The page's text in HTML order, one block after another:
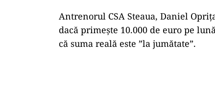
Antrenorul CSA Steaua, Daniel
dacă primește 10.000 de euro pe
că suma reală este ”la jumătate”.